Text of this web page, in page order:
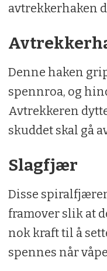
avtrekkerhaken
Denne haken
spennroa, og
Avtrekkeren
skuddet skal gå
Slagfjær
Disse
framover slik at
nok kraft til å
spennes når